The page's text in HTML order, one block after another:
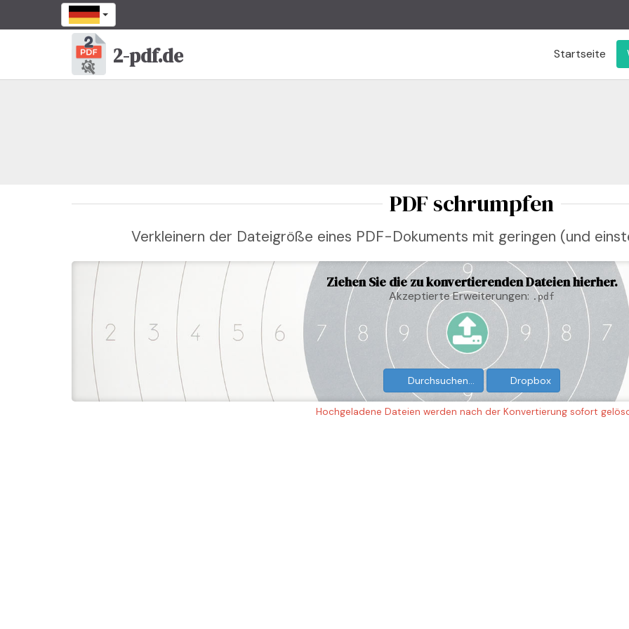
2-pdf.de Startseite
PDF schrumpfen
Verkleinern der Dateigröße eines PDF-Dokuments mit geringen (und
Ziehen Sie die zu konvertierenden Dateien hierher.
Akzeptierte Erweiterungen: .pdf
Durchsuchen… Dropbox
Hochgeladene Dateien werden nach der Konvertierung sofort